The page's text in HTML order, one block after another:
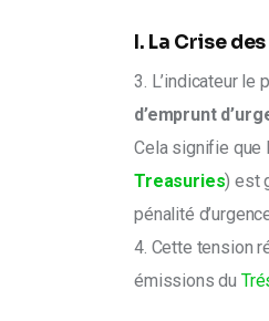
I. La Crise des
3. L’indicateur le
d’emprunt
Cela signifie que
Treasuries) est
pénalité
4. Cette tension
émissions du